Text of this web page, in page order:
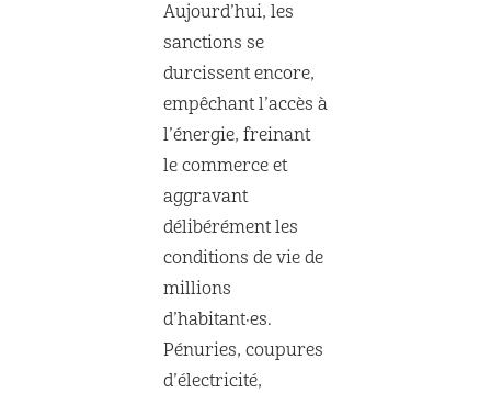
Aujourd’hui, les
sanctions se
durcissent encore,
empêchant l’accès à
l’énergie, freinant
le commerce et
aggravant
délibérément les
conditions de vie de
millions
d’habitant·es.
Pénuries, coupures
d’électricité,